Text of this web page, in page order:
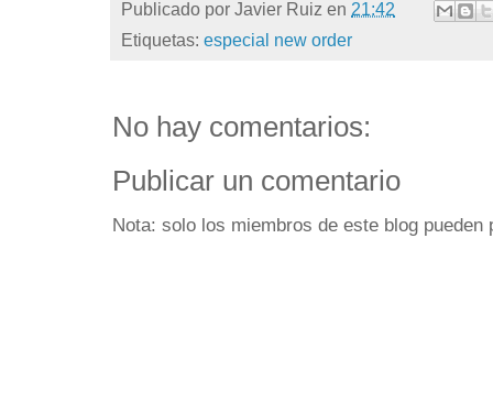
Publicado por Javier Ruiz en 21:42
Etiquetas: especial new order
No hay comentarios:
Publicar un comentario
Nota: solo los miembros de este blog pueden